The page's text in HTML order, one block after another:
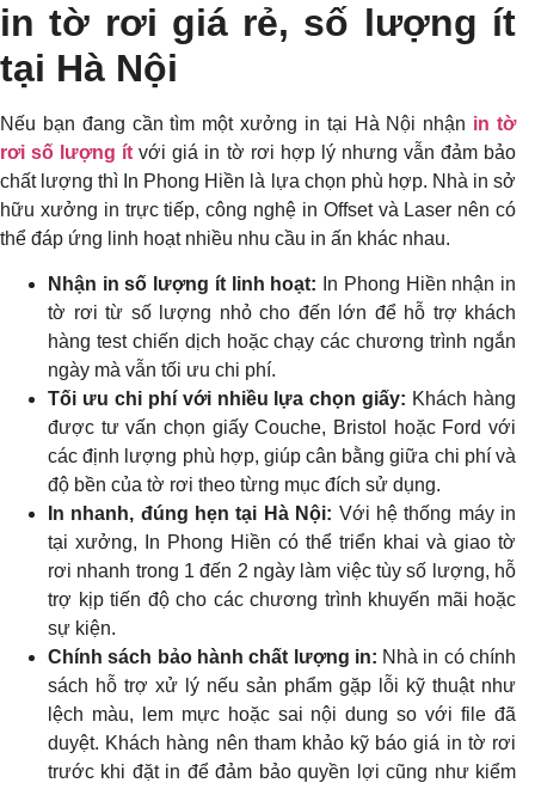
in tờ rơi giá rẻ, số lượng ít
tại Hà Nội
Nếu bạn đang cần tìm một xưởng in tại Hà Nội nhận in tờ
rơi số lượng ít với giá in tờ rơi hợp lý nhưng vẫn đảm bảo
chất lượng thì In Phong Hiền là lựa chọn phù hợp. Nhà in sở
hữu xưởng in trực tiếp, công nghệ in Offset và Laser nên có
thể đáp ứng linh hoạt nhiều nhu cầu in ấn khác nhau.
Nhận in số lượng ít linh hoạt: In Phong Hiền nhận in
tờ rơi từ số lượng nhỏ cho đến lớn để hỗ trợ khách
hàng test chiến dịch hoặc chạy các chương trình ngắn
ngày mà vẫn tối ưu chi phí.
Tối ưu chi phí với nhiều lựa chọn giấy: Khách hàng
được tư vấn chọn giấy Couche, Bristol hoặc Ford với
các định lượng phù hợp, giúp cân bằng giữa chi phí và
độ bền của tờ rơi theo từng mục đích sử dụng.
In nhanh, đúng hẹn tại Hà Nội: Với hệ thống máy in
tại xưởng, In Phong Hiền có thể triển khai và giao tờ
rơi nhanh trong 1 đến 2 ngày làm việc tùy số lượng, hỗ
trợ kịp tiến độ cho các chương trình khuyến mãi hoặc
sự kiện.
Chính sách bảo hành chất lượng in: Nhà in có chính
sách hỗ trợ xử lý nếu sản phẩm gặp lỗi kỹ thuật như
lệch màu, lem mực hoặc sai nội dung so với file đã
duyệt. Khách hàng nên tham khảo kỹ báo giá in tờ rơi
trước khi đặt in để đảm bảo quyền lợi cũng như kiểm